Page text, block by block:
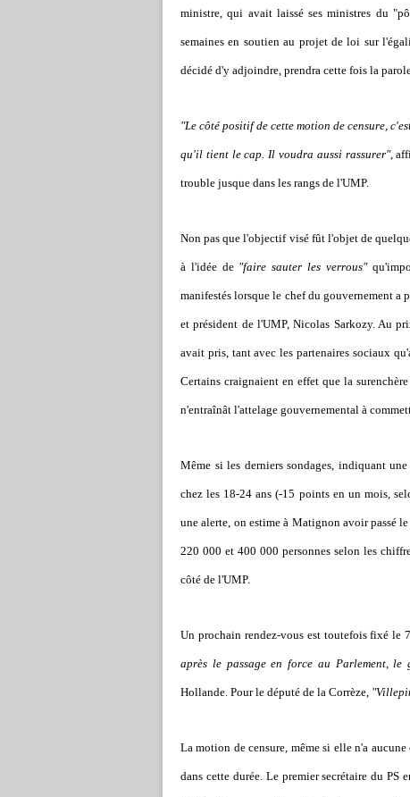
ministre, qui avait laissé ses ministres du
semaines en soutien au projet de loi sur
décidé d'y adjoindre, prendra cette fois la
"Le côté positif de cette motion de censure,
qu'il tient le cap. Il voudra aussi rassurer",
trouble jusque dans les rangs de l'UMP.
Non pas que l'objectif visé fût l'objet de
à l'idée de "faire sauter les verrous"
manifestés lorsque le chef du gouvernement
et président de l'UMP, Nicolas Sarkozy. Au
avait pris, tant avec les partenaires sociaux
Certains craignaient en effet que la
n'entraînât l'attelage gouvernemental à
Même si les derniers sondages, indiquant
chez les 18-24 ans (-15 points en un mois,
une alerte, on estime à Matignon avoir passé
220 000 et 400 000 personnes selon les
côté de l'UMP.
Un prochain rendez-vous est toutefois fixé le
après le passage en force au Parlement,
Hollande. Pour le député de la Corrèze,
La motion de censure, même si elle n'a
dans cette durée. Le premier secrétaire du PS